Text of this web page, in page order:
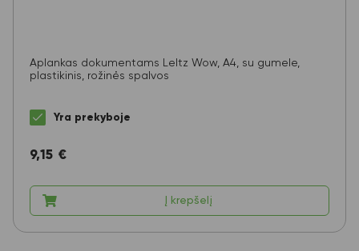
Aplankas dokumentams LeItz Wow, A4, su gumele,
plastikinis, rožinės spalvos
Yra prekyboje
9,15 €
Į krepšelį